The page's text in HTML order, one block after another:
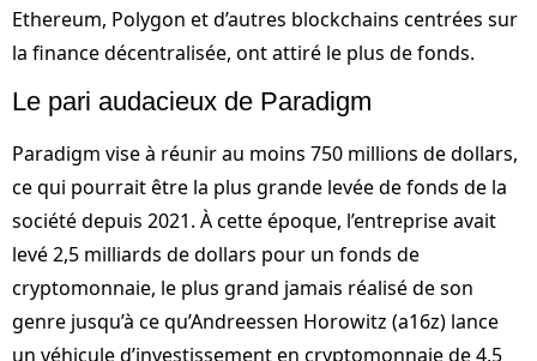
Ethereum, Polygon et d’autres blockchains centrées sur
la finance décentralisée, ont attiré le plus de fonds.
Le pari audacieux de Paradigm
Paradigm vise à réunir au moins 750 millions de dollars,
ce qui pourrait être la plus grande levée de fonds de la
société depuis 2021. À cette époque, l’entreprise avait
levé 2,5 milliards de dollars pour un fonds de
cryptomonnaie, le plus grand jamais réalisé de son
genre jusqu’à ce qu’Andreessen Horowitz (a16z) lance
un véhicule d’investissement en cryptomonnaie de 4,5